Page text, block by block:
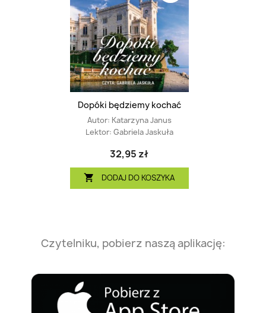
Dopóki będziemy kochać
Autor: Katarzyna Janus
Lektor: Gabriela Jaskuła
32,95 zł
 DODAJ DO KOSZYKA
Czytelniku, pobierz naszą aplikację: